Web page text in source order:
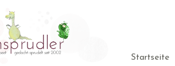
Startseite